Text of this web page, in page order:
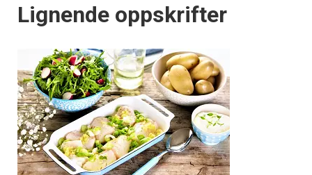
Lignende oppskrifter